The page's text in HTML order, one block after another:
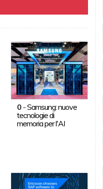
0 -Samsung: nuove
tecnologie di
memoria per l'AI